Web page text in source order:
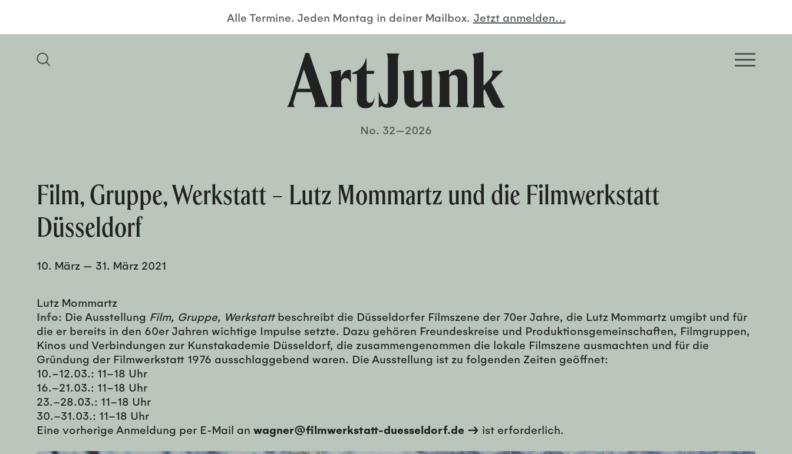
Alle Termine. Jeden Montag in deiner Mailbox. Jetzt anmelden…
No. 32—2026
Film, Gruppe, Werkstatt – Lutz Mommartz und die Filmwerkstatt
Düsseldorf
10. März — 31. März 2021
Lutz Mommartz
Info: Die Ausstellung Film, Gruppe, Werkstattbeschreibt die Düsseldorfer Filmszene der 70er Jahre, die Lutz Mommartz umgibt und für
die er bereits in den 60er Jahren wichtige Impulse setzte. Dazu gehören Freundeskreise und Produktionsgemeinschaften, Filmgruppen,
Kinos und Verbindungen zur Kunstakademie Düsseldorf, die zusammengenommen die lokale Filmszene ausmachten und für die
Gründung der Filmwerkstatt 1976 ausschlaggebend waren. Die Ausstellung ist zu folgenden Zeiten geöffnet:
10.–12.03.: 11–18 Uhr
16.–21.03.: 11–18 Uhr
23.–28.03.: 11–18 Uhr
30.–31.03.: 11–18 Uhr
Eine vorherige Anmeldung per E-Mail an wagner@filmwerkstatt-duesseldorf.de → ist erforderlich.